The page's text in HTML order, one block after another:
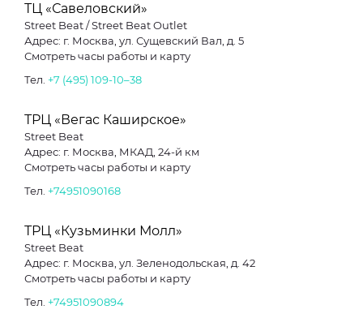
ТЦ «Савеловский»
Street Beat / Street Beat Outlet
Адрес: г. Москва, ул. Сущевский Вал, д. 5
Смотреть часы работы и карту
Тел. +7 (495) 109-10–38
ТРЦ «Вегас Каширское»
Street Beat
Адрес: г. Москва, МКАД, 24-й км
Смотреть часы работы и карту
Тел. +74951090168
ТРЦ «Кузьминки Молл»
Street Beat
Адрес: г. Москва, ул. Зеленодольская, д. 42
Смотреть часы работы и карту
Тел. +74951090894